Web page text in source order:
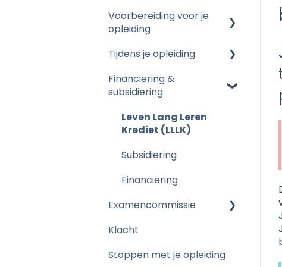
De opleidingen
Voorbereiding voor je
opleiding
Start opleiding
Vrijstellingen
Tijdens je opleiding
Je opleiding
Proeve van
van NOVI
Algemene zaken
Financiering &
subsidiering
Leven Lang Leren
Krediet (LLLK)
Subsidiering
Financiering
Examencommissie
Over de
Klacht
Stoppen met je opleiding